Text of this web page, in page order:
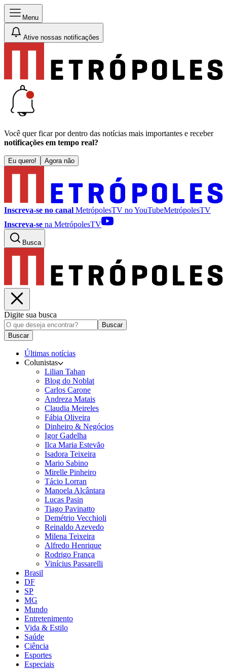
Menu
Ative nossas notificações
Você quer ficar por dentro das notícias mais importantes e receber
notificações em tempo real?
Eu quero! Agora não
Inscreva-se no canal MetrópolesTV noYouTubeMetrópolesTV
Inscreva-se na MetrópolesTV
Busca
Digite sua busca
Buscar
Buscar
Últimas notícias
Colunistas
Lilian Tahan
Blog do Noblat
Carlos Carone
Andreza Matais
Claudia Meireles
Fábia Oliveira
Dinheiro & Negócios
Igor Gadelha
Ilca Maria Estevão
Isadora Teixeira
Mario Sabino
Mirelle Pinheiro
Tácio Lorran
Manoela Alcântara
Lucas Pasin
Tiago Pavinatto
Demétrio Vecchioli
Reinaldo Azevedo
Milena Teixeira
Alfredo Henrique
Rodrigo França
Vinícius Passarelli
Brasil
DF
SP
MG
Mundo
Entretenimento
Vida & Estilo
Saúde
Ciência
Esportes
Especiais